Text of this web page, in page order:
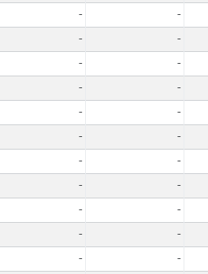
- -
- -
- -
- -
- -
- -
- -
- -
- -
- -
- -